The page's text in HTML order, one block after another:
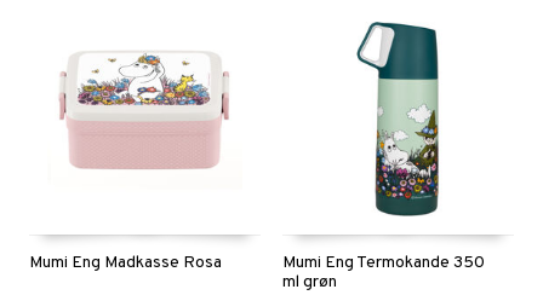
Mumi Eng Madkasse Rosa
Mumi Eng Termokande 350
ml grøn